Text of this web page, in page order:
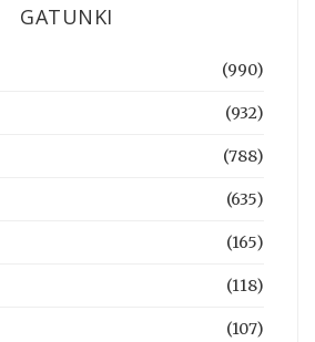
GATUNKI
(990)
(932)
(788)
(635)
(165)
(118)
(107)